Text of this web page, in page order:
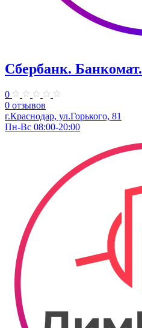
Сбербанк. Банкомат.
0
0 отзывов
​г.Краснодар, ул.​Горького, 81
Пн-Вс 08:00-20:00